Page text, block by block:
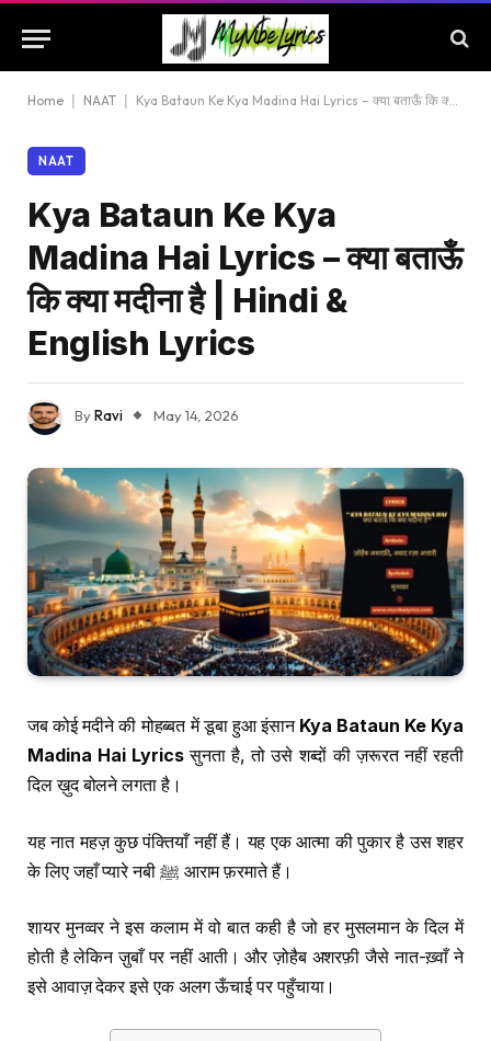
Home NAAT Kya Bataun Ke Kya Madina Hai Lyrics – क्या बताऊँ कि क्या मदीना है | Hindi & English Lyrics
NAAT
Kya Bataun Ke Kya
Madina Hai Lyrics – क्या बताऊँ
कि क्या मदीना है | Hindi &
English Lyrics
ByRavi May 14, 2026
जब कोई मदीने की मोहब्बत में डूबा हुआ इंसान Kya Bataun Ke Kya
Madina Hai Lyricsसुनता है, तो उसे शब्दों की ज़रूरत नहीं रहती
दिल ख़ुद बोलने लगता है।
यह नात महज़ कुछ पंक्तियाँ नहीं हैं। यह एक आत्मा की पुकार है उस शहर
के लिए जहाँ प्यारे नबी ﷺ आराम फ़रमाते हैं।
शायर मुनव्वर ने इस कलाम में वो बात कही है जो हर मुसलमान के दिल में
होती है लेकिन ज़ुबाँ पर नहीं आती। और ज़ोहैब अशरफ़ी जैसे नात-ख़्वाँ ने
इसे आवाज़ देकर इसे एक अलग ऊँचाई पर पहुँचाया।